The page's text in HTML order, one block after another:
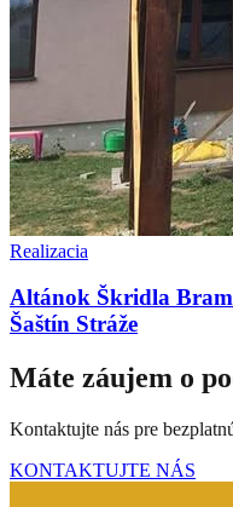
Realizacia
Altánok Škridla
Šaštín Stráže
Máte záujem o
Kontaktujte nás pre
KONTAKTUJTE NÁS